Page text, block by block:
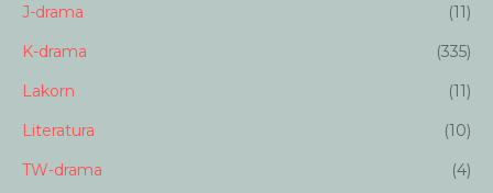
J-drama
(11)
K-drama
(335)
Lakorn
(11)
Literatura
(10)
TW-drama
(4)